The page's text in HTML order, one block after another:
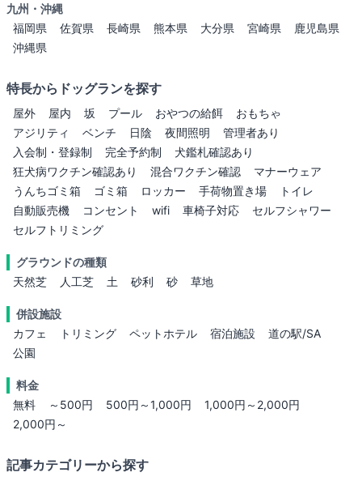
九州・沖縄
福岡県
佐賀県 長崎県 熊本県 大分県 宮崎県
鹿児島県
沖縄県
特長からドッグランを探す
屋外 屋内 坂 プール おやつの給餌
おもちゃ
アジリティ
ベンチ 日陰 夜間照明
管理者あり
入会制・登録制
完全予約制
犬鑑札確認あり
狂犬病ワクチン確認あり
混合ワクチン確認
マナーウェア
うんちゴミ箱
ゴミ箱 ロッカー 手荷物置き場
トイレ
自動販売機
コンセント wifi 車椅子対応
セルフシャワー
セルフトリミング
グラウンドの種類
天然芝
人工芝 土 砂利 砂 草地
併設施設
カフェ
トリミング ペットホテル 宿泊施設
道の駅/SA
公園
料金
無料
～500円 500円～1,000円
1,000円～2,000円
2,000円～
記事カテゴリーから探す